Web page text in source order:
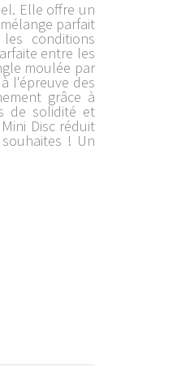
Elle offre un
parfait
conditions
entre les
moulée par
l'épreuve des
grâce à
de solidité et
Disc réduit
! Un